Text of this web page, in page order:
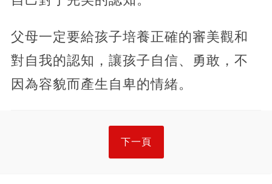
父母一定要給孩子培養正確的審美觀和
對自我的認知，讓孩子自信、勇敢，不
因為容貌而產生自卑的情緒。
下一頁